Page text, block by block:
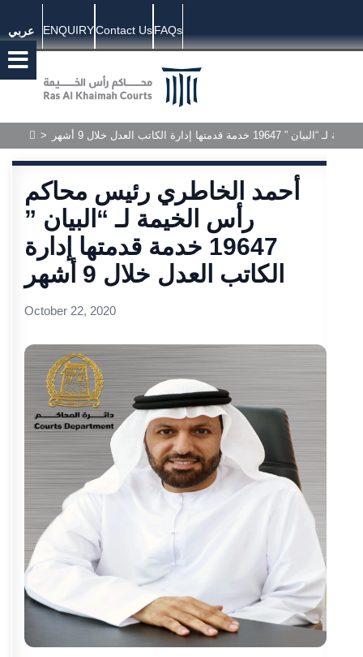
عربي ENQUIRYContact UsFAQs
> إدارة الكاتب العدل خلال 9 أشهر
أحمد الخاطري رئيس محاكم
رأس الخيمة لـ “البيان ”
19647 خدمة قدمتها إدارة
الكاتب العدل خلال 9 أشهر
October 22, 2020